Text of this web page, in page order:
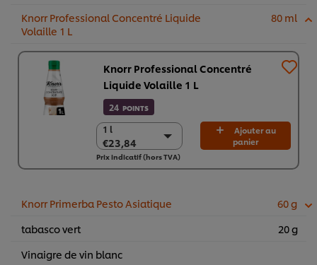
Knorr Professional Concentré Liquide
Volaille 1 L
80 ml
Knorr Professional Concentré
Liquide Volaille 1 L
24 POINTS
1 l
€23,84
1 l
€23,84
6 x 1 l
Ajouter au
panier
Prix indicatif (hors TVA)
Knorr Primerba Pesto Asiatique
60 g
tabasco vert
20 g
Vinaigre de vin blanc